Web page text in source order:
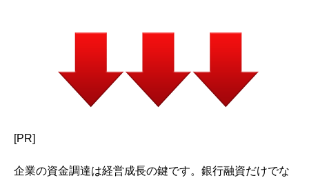
[PR]
企業の資金調達は経営成長の鍵です。銀行融資だけでな